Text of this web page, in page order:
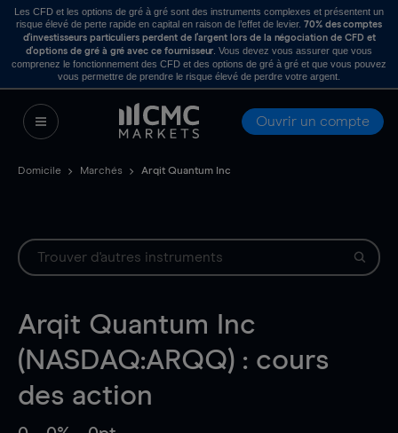
Les CFD et les options de gré à gré sont des instruments complexes et présentent un
risque élevé de perte rapide en capital en raison de l’effet de levier. 70% des comptes
d’investisseurs particuliers perdent de l’argent lors de la négociation de CFD et
d’options de gré à gré avec ce fournisseur . Vous devez vous assurer que vous
comprenez le fonctionnement des CFD et des options de gré à gré et que vous pouvez
vous permettre de prendre le risque élevé de perdre votre argent.
Ouvrir un compte
Domicile Marchés Arqit Quantum Inc
Arqit Quantum Inc
(NASDAQ:ARQQ) : cours
des action